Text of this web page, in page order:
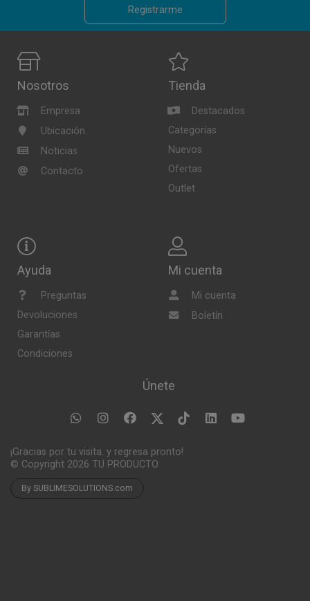
Registrarme
Nosotros
Empresa
Ubicación
Noticias
Contacto
Tienda
Destacados
Categorías
Nuevos
Ofertas
Outlet
Ayuda
Preguntas
Devoluciones
Garantías
Condiciones
Mi cuenta
Mi cuenta
Boletín
Únete
¡Gracias por tu visita. y regresa pronto!
© Copyright 2026 TU PRODUCTO
By SUBLIMESOLUTIONS.com